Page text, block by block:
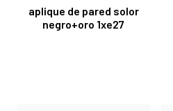
aplique de pared solor
negro+oro 1xe27